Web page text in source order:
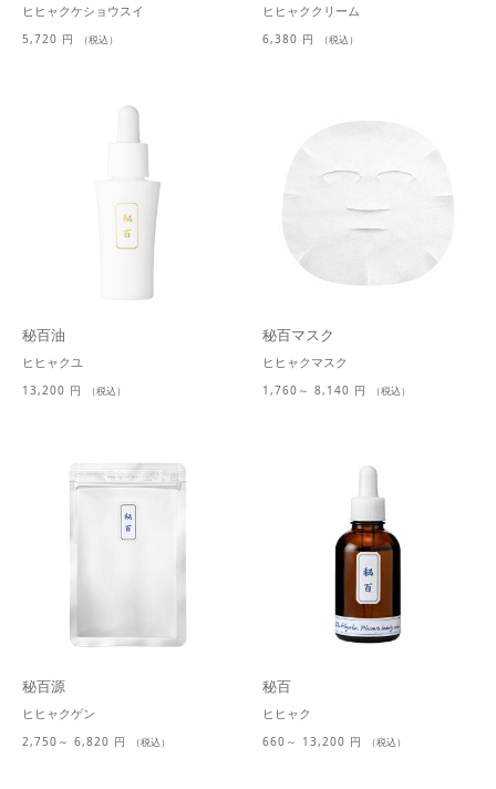
ヒヒャクケショウスイ
5,720 円 （税込）
ヒヒャククリーム
6,380 円 （税込）
秘百油
ヒヒャクユ
13,200 円 （税込）
秘百マスク
ヒヒャクマスク
1,760～ 8,140 円 （税込）
秘百源
ヒヒャクゲン
2,750～ 6,820 円 （税込）
秘百
ヒヒャク
660～ 13,200 円 （税込）